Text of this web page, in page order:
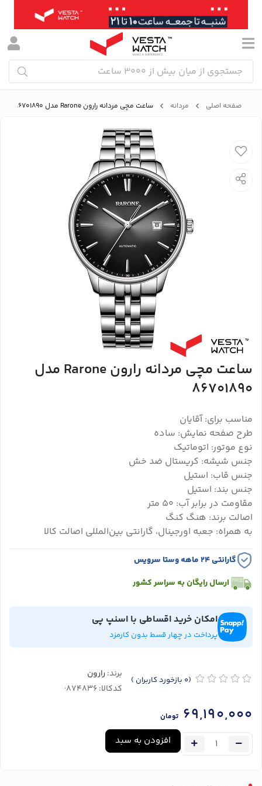
صفحه اصلی مردانه ساعت مچی مردانه رارون Rarone مدل 86701890
ساعت مچی مردانه رارون Rarone مدل
86701890
مناسب برای: آقایان
طرح صفحه نمایش: ساده
نوع موتور: اتوماتیک
جنس شیشه: کریستال ضد خش
جنس قاب: استیل
جنس بند: استیل
مقاومت در برابر آب: 50 متر
اصالت برند: هنگ کنگ
به همراه: جعبه اورجینال، گارانتی بین‌المللی اصالت کالا
گارانتی ۲۴ ماهه وستا سرویس
ارسال رایگان به سراسر کشور
امکان خرید اقساطی با اسنپ پی
پرداخت در چهار قسط بدون کارمزد
(0 بازخورد کاربران ) برند: رارون
کدکالا:
69,190,000 تومان
افزودن به سبد